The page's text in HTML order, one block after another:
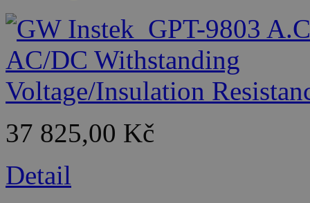
37 825,00 Kč
Detail